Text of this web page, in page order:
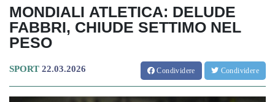
MONDIALI ATLETICA: DELUDE
FABBRI, CHIUDE SETTIMO NEL
PESO
SPORT 22.03.2026 Condividere Condividere